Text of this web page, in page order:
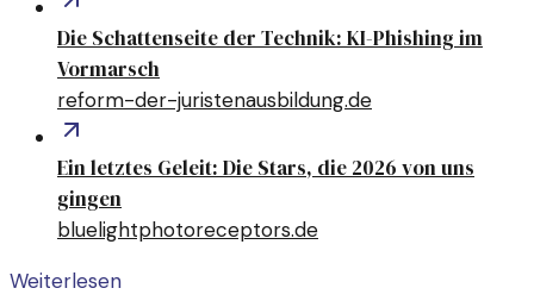
Die Schattenseite der Technik: KI-Phishing im
Vormarsch
reform-der-juristenausbildung.de
Ein letztes Geleit: Die Stars, die 2026 von uns
gingen
bluelightphotoreceptors.de
Weiterlesen